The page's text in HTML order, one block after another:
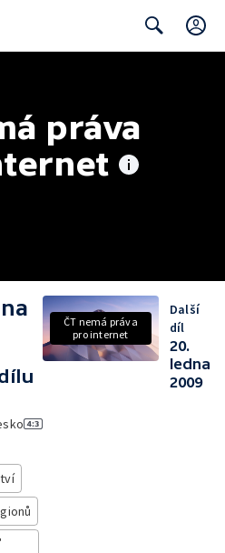
práva
ČT nemá práva
pro internet
Další
díl
20.
ledna
2009